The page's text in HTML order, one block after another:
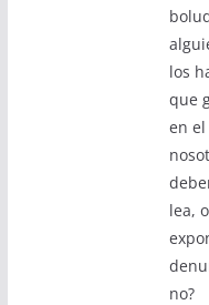
los
que
en
lea,
no?